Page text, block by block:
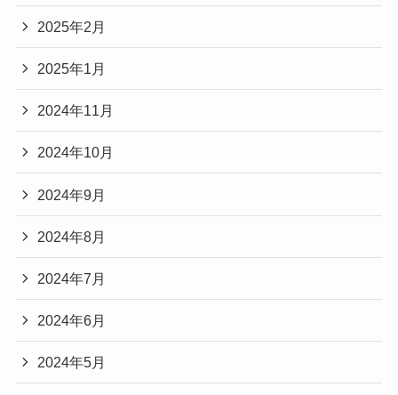
2025年2月
2025年1月
2024年11月
2024年10月
2024年9月
2024年8月
2024年7月
2024年6月
2024年5月